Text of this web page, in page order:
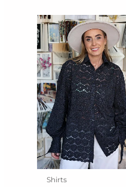
Shirts